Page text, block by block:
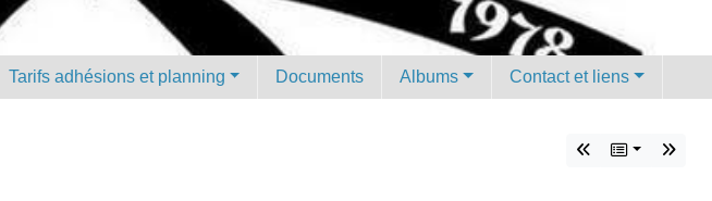
Tarifs adhésions et planning Documents Albums Contact et liens